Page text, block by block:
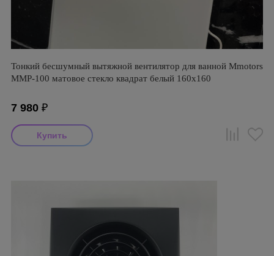
Тонкий бесшумный вытяжной вентилятор для ванной Mmotors
ММР-100 матовое стекло квадрат белый 160х160
7 980 ₽